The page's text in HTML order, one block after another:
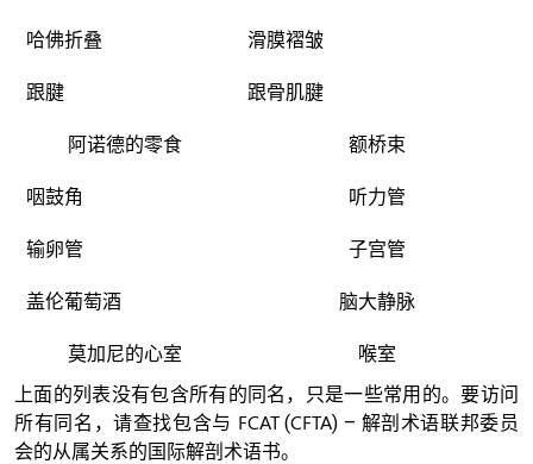
哈佛折叠 滑膜褶皱
跟腱 跟骨肌腱
阿诺德的零食 额桥束
咽鼓角 听力管
输卵管 子宫管
盖伦葡萄酒 脑大静脉
莫加尼的心室
喉室
上面的列表没有包含所有的同名，只是一些常用的。要访问
所有同名，请查找包含与 FCAT (CFTA) – 解剖术语联邦委员
会的从属关系的国际解剖术语书。